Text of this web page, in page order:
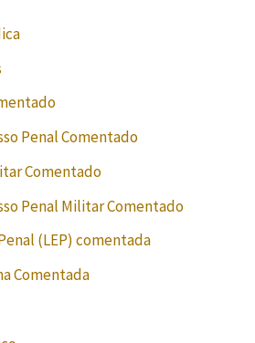
Penal Comentado
Comentado
Penal Militar Comentado
(LEP) comentada
Comentada